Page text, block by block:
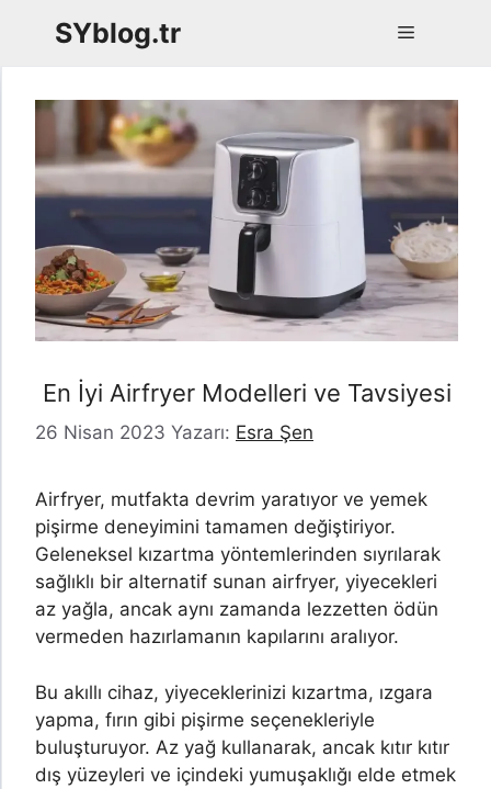
SYblog.tr Menü
En İyi Airfryer Modelleri ve Tavsiyesi
26 Nisan 2023 Yazarı: Esra Şen
Airfryer, mutfakta devrim yaratıyor ve yemek
pişirme deneyimini tamamen değiştiriyor.
Geleneksel kızartma yöntemlerinden sıyrılarak
sağlıklı bir alternatif sunan airfryer, yiyecekleri
az yağla, ancak aynı zamanda lezzetten ödün
vermeden hazırlamanın kapılarını aralıyor.
Bu akıllı cihaz, yiyeceklerinizi kızartma, ızgara
yapma, fırın gibi pişirme seçenekleriyle
buluşturuyor. Az yağ kullanarak, ancak kıtır kıtır
dış yüzeyleri ve içindeki yumuşaklığı elde etmek